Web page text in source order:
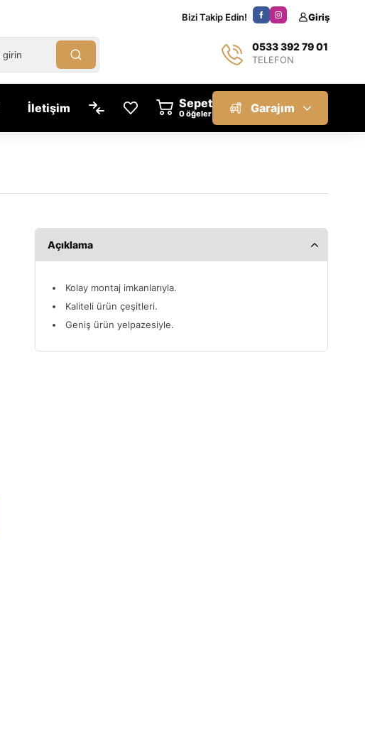
Bizi Takip Edin! Giriş
0533 392 79 01
TELEFON
İletişim Sepet
öğeler Garajım
Açıklama
Kolay montaj imkanlarıyla.
Kaliteli ürün çeşitleri.
Geniş ürün yelpazesiyle.